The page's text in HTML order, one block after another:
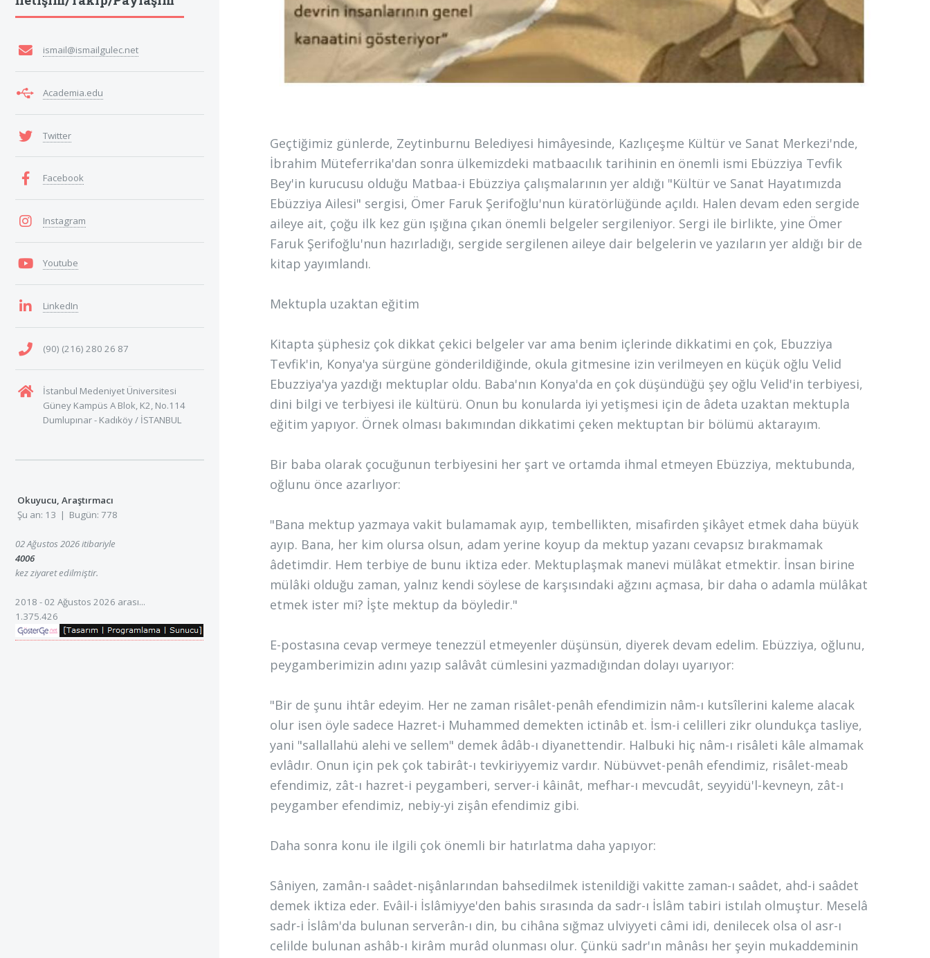
Geçtiğimiz günlerde, Zeytinburnu Belediyesi himâyesinde, Kazlıçeşme Kültür ve Sanat Merkezi'nde,
İbrahim Müteferrika'dan sonra ülkemizdeki matbaacılık tarihinin en önemli ismi Ebüzziya Tevfik
Bey'in kurucusu olduğu Matbaa-i Ebüzziya çalışmalarının yer aldığı "Kültür ve Sanat Hayatımızda
Ebüzziya Ailesi" sergisi, Ömer Faruk Şerifoğlu'nun küratörlüğünde açıldı. Halen devam eden sergide
aileye ait, çoğu ilk kez gün ışığına çıkan önemli belgeler sergileniyor. Sergi ile birlikte, yine Ömer
Faruk Şerifoğlu'nun hazırladığı, sergide sergilenen aileye dair belgelerin ve yazıların yer aldığı bir de
kitap yayımlandı.
Mektupla uzaktan eğitim
Kitapta şüphesiz çok dikkat çekici belgeler var ama benim içlerinde dikkatimi en çok, Ebuzziya
Tevfik'in, Konya'ya sürgüne gönderildiğinde, okula gitmesine izin verilmeyen en küçük oğlu Velid
Ebuzziya'ya yazdığı mektuplar oldu. Baba'nın Konya'da en çok düşündüğü şey oğlu Velid'in terbiyesi,
dini bilgi ve terbiyesi ile kültürü. Onun bu konularda iyi yetişmesi için de âdeta uzaktan mektupla
eğitim yapıyor. Örnek olması bakımından dikkatimi çeken mektuptan bir bölümü aktarayım.
Bir baba olarak çocuğunun terbiyesini her şart ve ortamda ihmal etmeyen Ebüzziya, mektubunda,
oğlunu önce azarlıyor:
"Bana mektup yazmaya vakit bulamamak ayıp, tembellikten, misafirden şikâyet etmek daha büyük
ayıp. Bana, her kim olursa olsun, adam yerine koyup da mektup yazanı cevapsız bırakmamak
âdetimdir. Hem terbiye de bunu iktiza eder. Mektuplaşmak manevi mülâkat etmektir. İnsan birine
mülâki olduğu zaman, yalnız kendi söylese de karşısındaki ağzını açmasa, bir daha o adamla mülâkat
etmek ister mi? İşte mektup da böyledir."
E-postasına cevap vermeye tenezzül etmeyenler düşünsün, diyerek devam edelim. Ebüzziya, oğlunu,
peygamberimizin adını yazıp salâvât cümlesini yazmadığından dolayı uyarıyor:
"Bir de şunu ihtâr edeyim. Her ne zaman risâlet-penâh efendimizin nâm-ı kutsîlerini kaleme alacak
olur isen öyle sadece Hazret-i Muhammed demekten ictinâb et. İsm-i celilleri zikr olundukça tasliye,
yani "sallallahü alehi ve sellem" demek âdâb-ı diyanettendir. Halbuki hiç nâm-ı risâleti kâle almamak
evlâdır. Onun için pek çok tabirât-ı tevkiriyyemiz vardır. Nübüvvet-penâh efendimiz, risâlet-meab
efendimiz, zât-ı hazret-i peygamberi, server-i kâinât, mefhar-ı mevcudât, seyyidü'l-kevneyn, zât-ı
peygamber efendimiz, nebiy-yi zişân efendimiz gibi.
Daha sonra konu ile ilgili çok önemli bir hatırlatma daha yapıyor:
Sâniyen, zamân-ı saâdet-nişânlarından bahsedilmek istenildiği vakitte zaman-ı saâdet, ahd-i saâdet
demek iktiza eder. Evâil-i İslâmiyye'den bahis sırasında da sadr-ı İslâm tabiri istılah olmuştur. Meselâ
sadr-i İslâm'da bulunan serverân-ı din, bu cihâna sığmaz ulviyyeti câmi idi, denilecek olsa ol asr-ı
celilde bulunan ashâb-ı kirâm murâd olunması olur. Çünkü sadr'ın mânâsı her şeyin mukaddeminin
ismail@ismailgulec.net
Academia.edu
Twitter
Facebook
Instagram
Youtube
LinkedIn
(90) (216) 280 26 87
İstanbul Medeniyet Üniversitesi
Güney Kampüs A Blok, K2, No.114
Dumlupınar - Kadıköy / İSTANBUL
Okuyucu, Araştırmacı
Şu an: 13 | Bugün: 778
02 Ağustos 2026 itibariyle
4006
kez ziyaret edilmiştir.
2018 - 02 Ağustos 2026 arası...
1.375.426